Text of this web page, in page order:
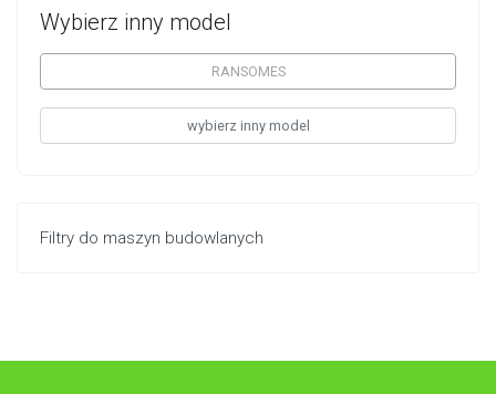
Wybierz inny model
RANSOMES
wybierz inny model
Filtry do maszyn budowlanych